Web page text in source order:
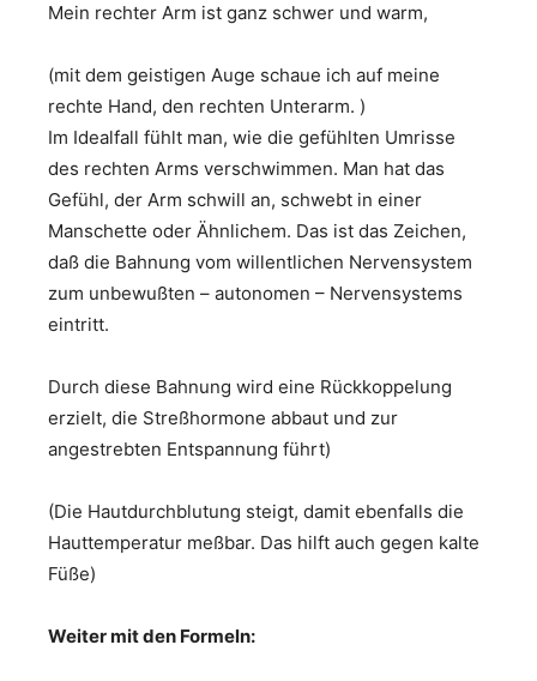
Mein rechter Arm ist ganz schwer und warm,
(mit dem geistigen Auge schaue ich auf meine
rechte Hand, den rechten Unterarm. )
Im Idealfall fühlt man, wie die gefühlten Umrisse
des rechten Arms verschwimmen. Man hat das
Gefühl, der Arm schwill an, schwebt in einer
Manschette oder Ähnlichem. Das ist das Zeichen,
daß die Bahnung vom willentlichen Nervensystem
zum unbewußten – autonomen – Nervensystems
eintritt.
Durch diese Bahnung wird eine Rückkoppelung
erzielt, die Streßhormone abbaut und zur
angestrebten Entspannung führt)
(Die Hautdurchblutung steigt, damit ebenfalls die
Hauttemperatur meßbar. Das hilft auch gegen kalte
Füße)
Weiter mit den Formeln: